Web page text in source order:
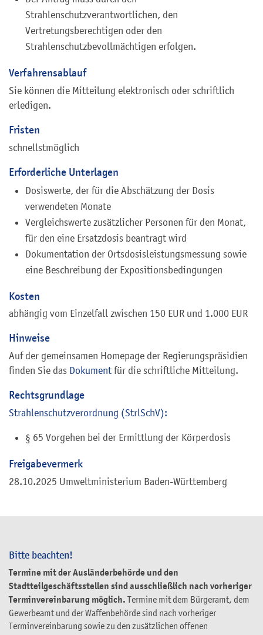
Bitte beachten!
Termine mit der Ausländerbehörde und den
Stadtteilgeschäftsstellen sind ausschließlich nach vorheriger
Terminvereinbarung möglich. Termine mit dem Bürgeramt, dem
Gewerbeamt und der Waffenbehörde sind nach vorheriger
Terminvereinbarung sowie zu den zusätzlichen offenen
Strahlenschutzverantwortlichen, den
Vertretungsberechtigen oder den
Strahlenschutzbevollmächtigen erfolgen.
Verfahrensablauf
Sie können die Mitteilung elektronisch oder schriftlich
erledigen.
Fristen
schnellstmöglich
Erforderliche Unterlagen
Dosiswerte, der für die Abschätzung der Dosis
verwendeten Monate
Vergleichswerte zusätzlicher Personen für den Monat,
für den eine Ersatzdosis beantragt wird
Dokumentation der Ortsdosisleistungsmessung sowie
eine Beschreibung der Expositionsbedingungen
Kosten
abhängig vom Einzelfall zwischen 150 EUR und 1.000 EUR
Hinweise
Auf der gemeinsamen Homepage der Regierungspräsidien
finden Sie das Dokument für die schriftliche Mitteilung.
Rechtsgrundlage
Strahlenschutzverordnung (StrlSchV):
§ 65 Vorgehen bei der Ermittlung der Körperdosis
Freigabevermerk
28.10.2025 Umweltministerium Baden-Württemberg